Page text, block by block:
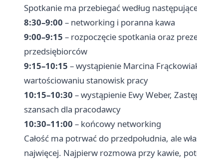
Spotkanie ma przebiegać według
8:30–9:00 – networking i poranna kawa
9:00–9:15 – rozpoczęcie spotkania oraz
przedsiębiorców
9:15–10:15 – wystąpienie Marcina
wartościowaniu stanowisk pracy
10:15–10:30 – wystąpienie Ewy Weber,
szansach dla pracodawcy
10:30–11:00 – końcowy networking
Całość ma potrwać do przedpołudnia, ale
najwięcej. Najpierw rozmowa przy kawie,